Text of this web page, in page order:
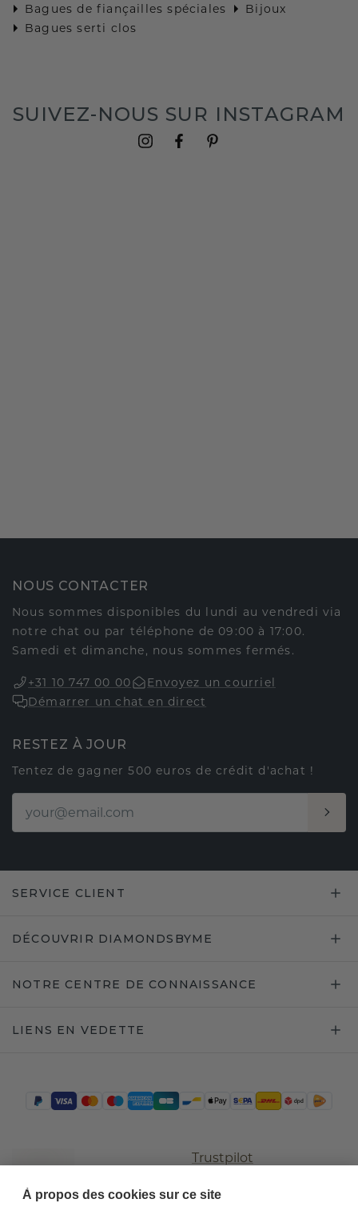
Bagues de fiançailles spéciales
Bijoux
Bagues serti clos
SUIVEZ-NOUS SUR INSTAGRAM
NOUS CONTACTER
Nous sommes disponibles du lundi au vendredi via
notre chat ou par téléphone de 09:00 à 17:00.
Samedi et dimanche, nous sommes fermés.
+31 10 747 00 00
Envoyez un courriel
Démarrer un chat en direct
RESTEZ À JOUR
Tentez de gagner 500 euros de crédit d'achat !
SERVICE CLIENT
DÉCOUVRIR DIAMONDSBYME
NOTRE CENTRE DE CONNAISSANCE
LIENS EN VEDETTE
Trustpilot
À propos des cookies sur ce site